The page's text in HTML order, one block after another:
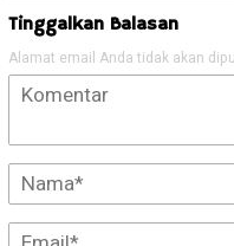
Tinggalkan Balasan
Alamat email Anda tidak akan